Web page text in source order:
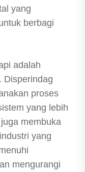
yang
berbagi
adalah
Disperindag
proses
yang lebih
membuka
yang
mengurangi